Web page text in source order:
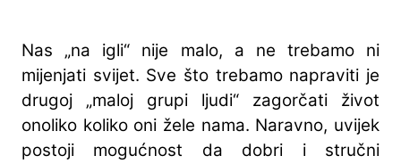
Nas „na igli“ nije malo, a ne trebamo ni
mijenjati svijet. Sve što trebamo napraviti je
drugoj „maloj grupi ljudi“ zagorčati život
onoliko koliko oni žele nama. Naravno, uvijek
postoji mogućnost da dobri i stručni